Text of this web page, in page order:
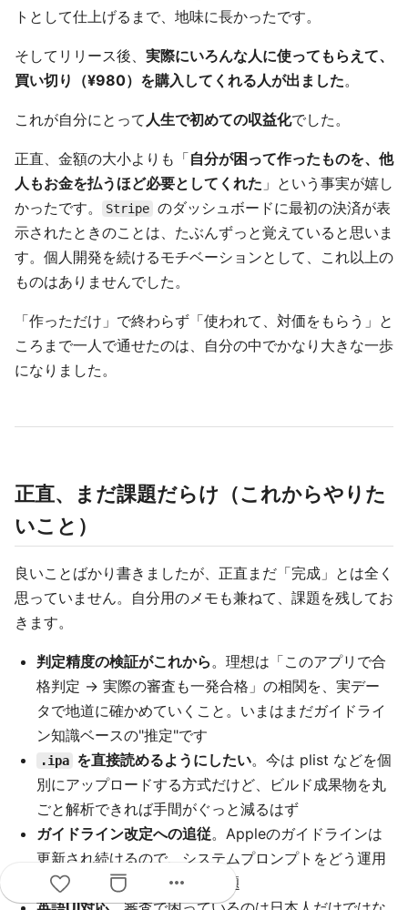
トとして仕上げるまで、地味に長かったです。
そしてリリース後、 実際にいろんな人に使ってもらえて、
買い切り（¥980）を購入してくれる人が出ました。
これが自分にとって 人生で初めての収益化でした。
正直、金額の大小よりも「自分が困って作ったものを、他
人もお金を払うほど必要としてくれた 」という事実が嬉し
かったです。
Stripe のダッシュボードに最初の決済が表
示されたときのことは、たぶんずっと覚えていると思いま
す。個人開発を続けるモチベーションとして、これ以上の
ものはありませんでした。
「作っただけ」で終わらず「使われて、対価をもらう」と
ころまで一人で通せたのは、自分の中でかなり大きな一歩
になりました。
正直、まだ課題だらけ（これからやりた
いこと）
良いことばかり書きましたが、正直まだ「完成」とは全く
思っていません。自分用のメモも兼ねて、課題を残してお
きます。
判定精度の検証がこれから 。理想は「このアプリで合
格判定 → 実際の審査も一発合格」の相関を、実デー
タで地道に確かめていくこと。いまはまだガイドライ
ン知識ベースの"推定"です
.ipa を直接読めるようにしたい。今は plist などを個
別にアップロードする方式だけど、ビルド成果物を丸
ごと解析できれば手間がぐっと減るはず
ガイドライン改定への追従。Appleのガイドラインは
更新され続けるので、システムプロンプトをどう運用
で最新化していくかは継続課題
more_horiz